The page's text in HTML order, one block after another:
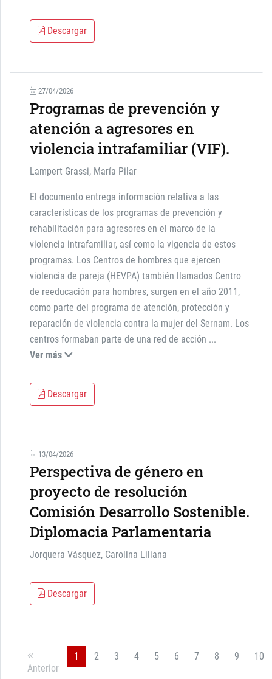
Descargar
27/04/2026
Programas de prevención y
atención a agresores en
violencia intrafamiliar (VIF).
Lampert Grassi, María Pilar
El documento entrega información relativa a las
características de los programas de prevención y
rehabilitación para agresores en el marco de la
violencia intrafamiliar, así como la vigencia de estos
programas. Los Centros de hombres que ejercen
violencia de pareja (HEVPA) también llamados Centro
de reeducación para hombres, surgen en el año 2011,
como parte del programa de atención, protección y
reparación de violencia contra la mujer del Sernam. Los
centros formaban parte de una red de acción ...
Ver más
Descargar
13/04/2026
Perspectiva de género en
proyecto de resolución
Comisión Desarrollo Sostenible.
Diplomacia Parlamentaria
Jorquera Vásquez, Carolina Liliana
Descargar
Anterior
1 2 3 4 5 6 7 8 9 10